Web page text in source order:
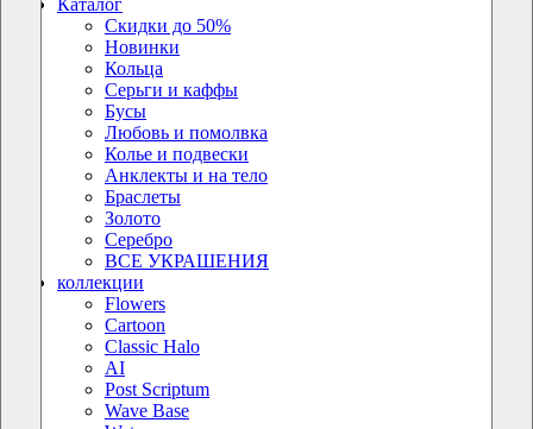
Скидки до 50%
Новинки
Кольца
Серьги и каффы
Бусы
Любовь и помолвка
Колье и подвески
Анклекты и на тело
Браслеты
Золото
Серебро
ВСЕ УКРАШЕНИЯ
коллекции
Flowers
Cartoon
Classic Halo
AI
Post Scriptum
Wave Base